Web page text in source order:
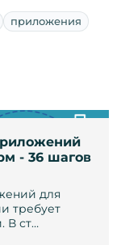
приложения
- 36 шагов
для
требует
В ст…